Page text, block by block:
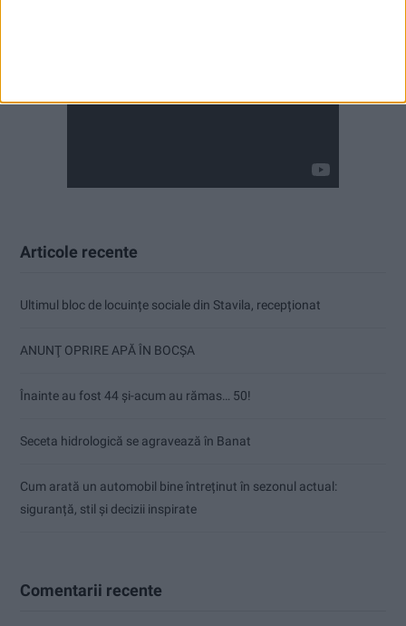
Articole recente
Ultimul bloc de locuințe sociale din Stavila, recepționat
ANUNŢ OPRIRE APĂ ÎN BOCȘA
Înainte au fost 44 și-acum au rămas… 50!
Seceta hidrologică se agravează în Banat
Cum arată un automobil bine întreținut în sezonul actual:
siguranță, stil și decizii inspirate
Comentarii recente